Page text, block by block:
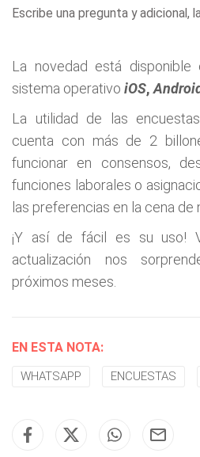
Escribe una pregunta y adicional,
La novedad está
sistema operativo iOS,
La utilidad de las
cuenta con más de 2
funcionar en consensos,
funciones laborales o
las preferencias en la cena de
¡Y así de fácil es su uso!
actualización nos
próximos meses.
EN ESTA NOTA:
WHATSAPP ENCUESTAS